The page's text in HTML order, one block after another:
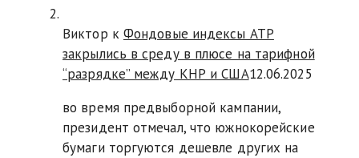
Виктор к Фондовые индексы АТР
закрылись в среду в плюсе на тарифной
“разрядке” между КНР и США12.06.2025
во время предвыборной кампании,
президент отмечал, что южнокорейские
бумаги торгуются дешевле других на